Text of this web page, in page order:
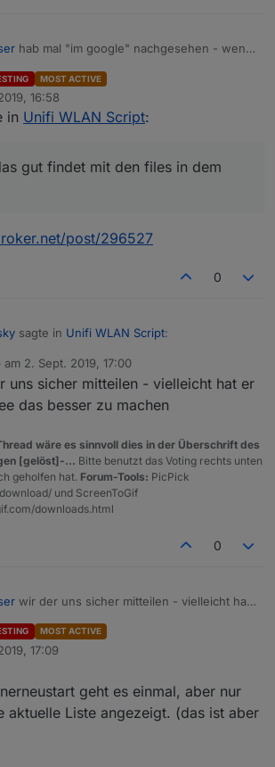
hab mal "im google" nachgesehen - wenn
htmcode - das möchte ich lieber nicht
nach, wie das mit dem reload cyclus in
- oder hast du schon mal auf git geschaut,
ähnlich thema hat
ganz interessant, ob s-borman das gut
MOST ACTIVE
16:58
in Unifi WLAN Script:
gut findet mit den files in dem
post/296527
0
sagte in Unifi WLAN Script:
das gut findet mit den files in dem
post/296527
am 2. Sept. 2019, 17:00
von
uns sicher mitteilen - vielleicht hat er
das besser zu machen
wäre es sinnvoll dies in der Überschrift des
[gelöst]-... Bitte benutzt das Voting rechts unten
geholfen hat. Forum-Tools: PicPick
und ScreenToGif
downloads.html
0
wir der uns sicher mitteilen - vielleicht hat
MOST ACTIVE
17:09
geht es einmal, aber nur
aktuelle Liste angezeigt. (das ist aber